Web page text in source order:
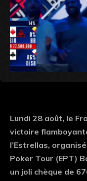
Lundi 28 août, le
victoire
l’Estrellas,
Poker Tour (EPT)
un joli chèque de